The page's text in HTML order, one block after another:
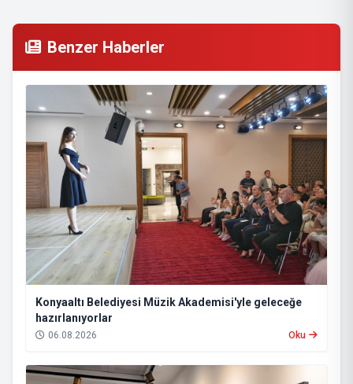
Benzer Haberler
Konyaaltı Belediyesi Müzik Akademisi'yle geleceğe
hazırlanıyorlar
06.08.2026 Oku